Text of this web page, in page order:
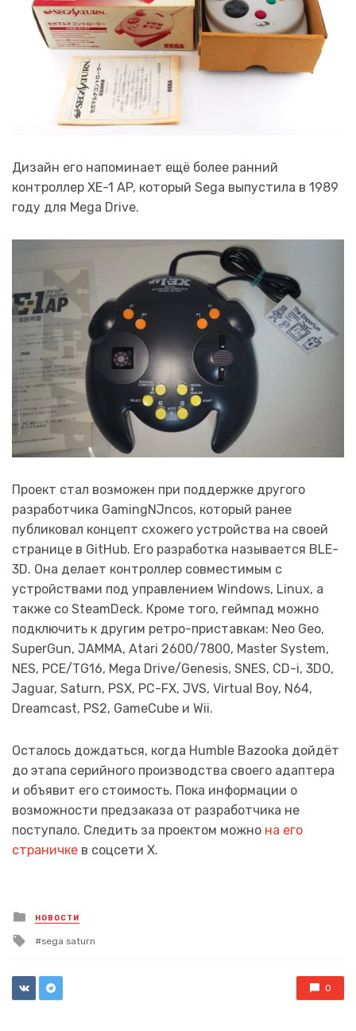
Дизайн его напоминает ещё более ранний
контроллер XE-1 AP, который Sega выпустила в 1989
году для Mega Drive.
Проект стал возможен при поддержке другого
разработчика GamingNJncos, который ранее
публиковал концепт схожего устройства на своей
странице в GitHub. Его разработка называется BLE-
3D. Она делает контроллер совместимым с
устройствами под управлением Windows, Linux, а
также со SteamDeck. Кроме того, геймпад можно
подключить к другим ретро-приставкам: Neo Geo,
SuperGun, JAMMA, Atari 2600/7800, Master System,
NES, PCE/TG16, Mega Drive/Genesis, SNES, CD-i, 3DO,
Jaguar, Saturn, PSX, PC-FX, JVS, Virtual Boy, N64,
Dreamcast, PS2, GameCube и Wii.
Осталось дождаться, когда Humble Bazooka дойдёт
до этапа серийного производства своего адаптера
и объявит его стоимость. Пока информации о
возможности предзаказа от разработчика не
поступало. Следить за проектом можно на его
страничке в соцсети X.
Posted
in
НОВОСТИ
Tagged
sega saturn
0